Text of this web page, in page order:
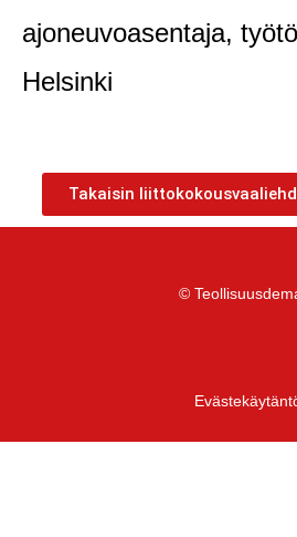
ajoneuvoasentaja,
Helsinki
Takaisin
©